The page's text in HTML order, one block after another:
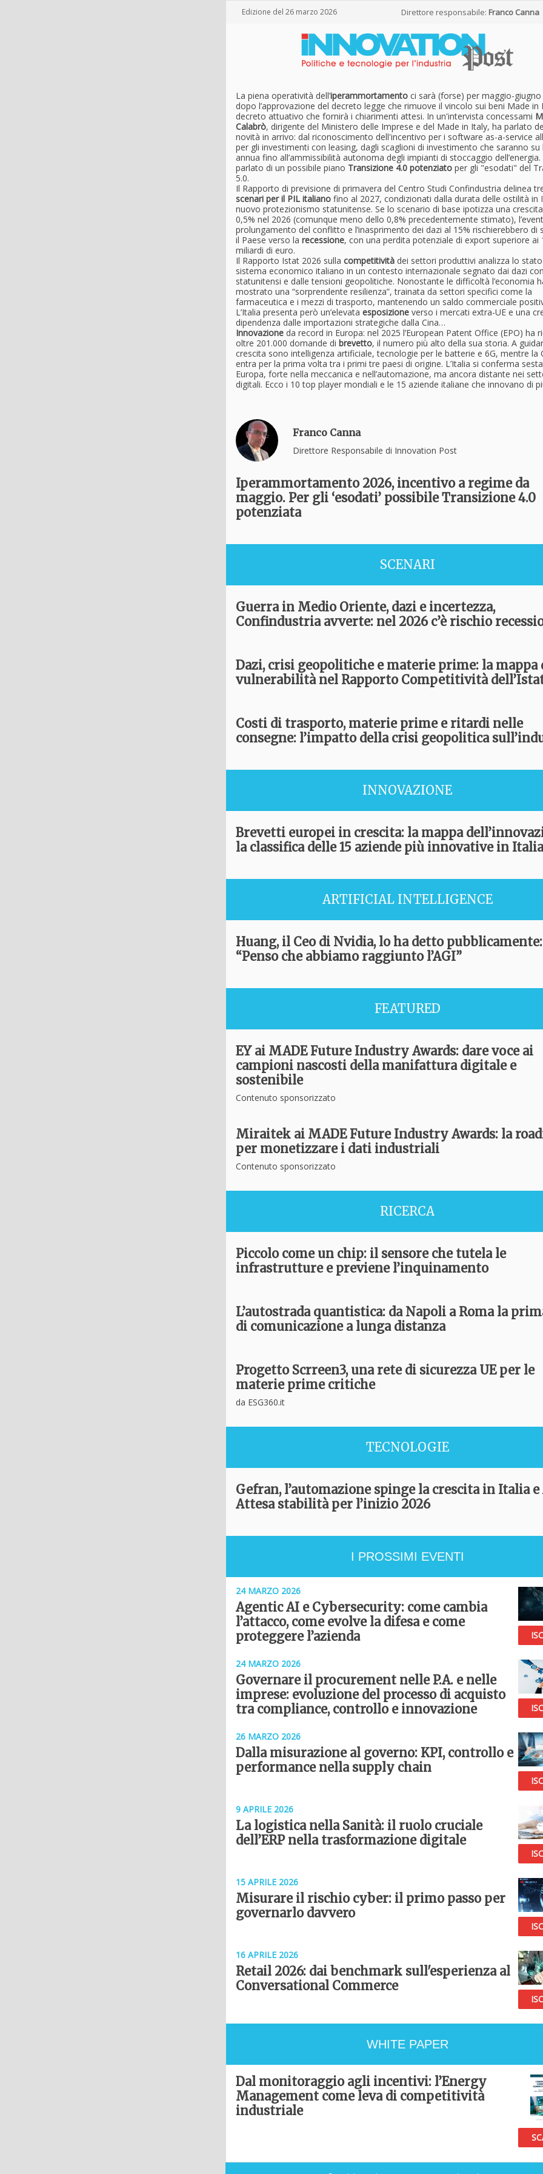
Edizione del 26 marzo 2026 Direttore responsabile: Franco Canna
La piena operatività dell’iperammortamento ci sarà (forse) per maggio-giugno
dopo l’approvazione del decreto legge che rimuove il vincolo sui beni Made in
decreto attuativo che fornirà i chiarimenti attesi. In un'intervista concessami
Calabrò, dirigente del Ministero delle Imprese e del Made in Italy, ha parlato
novità in arrivo: dal riconoscimento dell'incentivo per i software as-a-service
per gli investimenti con leasing, dagli scaglioni di investimento che saranno su
annua fino all’ammissibilità autonoma degli impianti di stoccaggio dell’energia.
parlato di un possibile piano Transizione 4.0 potenziato per gli "esodati" del
5.0.
Il Rapporto di previsione di primavera del Centro Studi Confindustria delinea
scenari per il PIL italiano fino al 2027, condizionati dalla durata delle ostilità in
nuovo protezionismo statunitense. Se lo scenario di base ipotizza una
0,5% nel 2026 (comunque meno dello 0,8% precedentemente stimato),
prolungamento del conflitto e l’inasprimento dei dazi al 15% rischierebbero di
il Paese verso la recessione, con una perdita potenziale di export superiore ai
miliardi di euro.
Il Rapporto Istat 2026 sulla competitività dei settori produttivi analizza lo
sistema economico italiano in un contesto internazionale segnato dai dazi
statunitensi e dalle tensioni geopolitiche. Nonostante le difficoltà l’economia
mostrato una “sorprendente resilienza”, trainata da settori specifici come la
farmaceutica e i mezzi di trasporto, mantenendo un saldo commerciale
L’Italia presenta però un’elevata esposizione verso i mercati extra-UE e una
dipendenza dalle importazioni strategiche dalla Cina…
Innovazione da record in Europa: nel 2025 l’European Patent Office (EPO) ha
oltre 201.000 domande di brevetto, il numero più alto della sua storia. A
crescita sono intelligenza artificiale, tecnologie per le batterie e 6G, mentre la
entra per la prima volta tra i primi tre paesi di origine. L’Italia si conferma
Europa, forte nella meccanica e nell’automazione, ma ancora distante nei
digitali. Ecco i 10 top player mondiali e le 15 aziende italiane che innovano di
Franco Canna
Direttore Responsabile di Innovation Post
Iperammortamento 2026, incentivo a regime da
maggio. Per gli ‘esodati’ possibile Transizione 4.0
potenziata
SCENARI
Guerra in Medio Oriente, dazi e incertezza,
Confindustria avverte: nel 2026 c’è rischio
Dazi, crisi geopolitiche e materie prime: la mappa
vulnerabilità nel Rapporto Competitività
Costi di trasporto, materie prime e ritardi nelle
consegne: l’impatto della crisi geopolitica
INNOVAZIONE
Brevetti europei in crescita: la mappa
la classifica delle 15 aziende più innovative in Italia
ARTIFICIAL INTELLIGENCE
Huang, il Ceo di Nvidia, lo ha detto pubblicamente:
“Penso che abbiamo raggiunto l’AGI”
FEATURED
EY ai MADE Future Industry Awards: dare voce ai
campioni nascosti della manifattura digitale e
sostenibile
Contenuto sponsorizzato
Miraitek ai MADE Future Industry Awards: la
per monetizzare i dati industriali
Contenuto sponsorizzato
RICERCA
Piccolo come un chip: il sensore che tutela le
infrastrutture e previene l’inquinamento
L’autostrada quantistica: da Napoli a Roma la
di comunicazione a lunga distanza
Progetto Scrreen3, una rete di sicurezza UE per le
materie prime critiche
da ESG360.it
TECNOLOGIE
Gefran, l’automazione spinge la crescita in Italia e
Attesa stabilità per l’inizio 2026
I PROSSIMI EVENTI
24 MARZO 2026
Agentic AI e Cybersecurity: come cambia
l’attacco, come evolve la difesa e come
proteggere l’azienda
24 MARZO 2026
Governare il procurement nelle P.A. e nelle
imprese: evoluzione del processo di acquisto
tra compliance, controllo e innovazione
26 MARZO 2026
Dalla misurazione al governo: KPI, controllo e
performance nella supply chain
9 APRILE 2026
La logistica nella Sanità: il ruolo cruciale
dell’ERP nella trasformazione digitale
15 APRILE 2026
Misurare il rischio cyber: il primo passo per
governarlo davvero
16 APRILE 2026
Retail 2026: dai benchmark sull'esperienza al
Conversational Commerce
WHITE PAPER
Dal monitoraggio agli incentivi: l’Energy
Management come leva di competitività
industriale